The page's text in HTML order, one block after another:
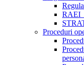
Proceduri